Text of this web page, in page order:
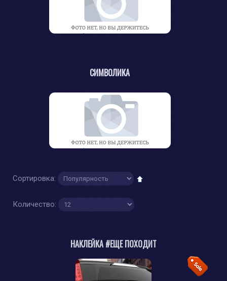
СИМВОЛИКА
Сортировка:
Количество:
НАКЛЕЙКА #ЕЩЕ ПОХОДИТ